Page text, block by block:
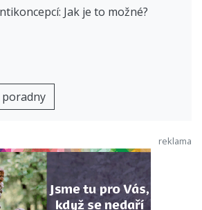
Jak je to možné?